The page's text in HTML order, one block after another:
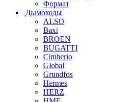
Формат
Дымоходы
ALSO
Baxi
BROEN
BUGATTI
Cimberio
Global
Grundfos
Hermes
HERZ